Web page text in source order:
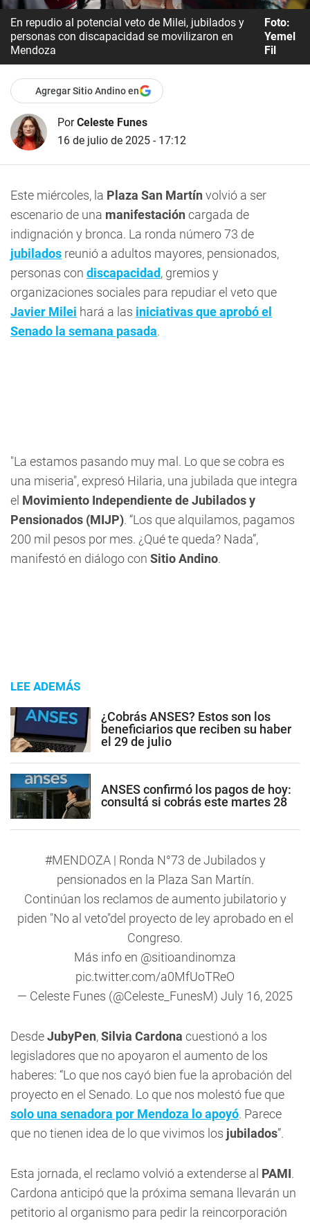
En repudio al potencial veto de Milei, jubilados y
personas con discapacidad se movilizaron en
Mendoza
Foto:
Yemel
Fil
Agregar Sitio Andino en
PorCeleste Funes
16 de julio de 2025 - 17:12
Este miércoles, la Plaza San Martín volvió a ser
escenario de una manifestación cargada de
indignación y bronca. La ronda número 73 de
jubilados reunió a adultos mayores, pensionados,
personas con discapacidad, gremios y
organizaciones sociales para repudiar el veto que
Javier Milei hará a las iniciativas que aprobó el
Senado la semana pasada.
"La estamos pasando muy mal. Lo que se cobra es
una miseria", expresó Hilaria, una jubilada que integra
el Movimiento Independiente de Jubilados y
Pensionados (MIJP). “Los que alquilamos, pagamos
200 mil pesos por mes. ¿Qué te queda? Nada”,
manifestó en diálogo con Sitio Andino.
LEE ADEMÁS
¿Cobrás ANSES? Estos son los
beneficiarios que reciben su haber
el 29 de julio
ANSES confirmó los pagos de hoy:
consultá si cobrás este martes 28
#MENDOZA| Ronda N°73 de Jubilados y
pensionados en la Plaza San Martín.
Continúan los reclamos de aumento jubilatorio y
piden "No al veto"del proyecto de ley aprobado en el
Congreso.
Más info en @sitioandinomza
pic.twitter.com/a0MfUoTReO
— Celeste Funes (@Celeste_FunesM) July 16, 2025
DesdeJubyPen,Silvia Cardona cuestionó a los
legisladores que no apoyaron el aumento de los
haberes: “Lo que nos cayó bien fue la aprobación del
proyecto en el Senado. Lo que nos molestó fue que
solo una senadora por Mendoza lo apoyó. Parece
que no tienen idea de lo que vivimos los jubilados”.
Esta jornada, el reclamo volvió a extenderse al PAMI.
Cardona anticipó que la próxima semana llevarán un
petitorio al organismo para pedir la reincorporación